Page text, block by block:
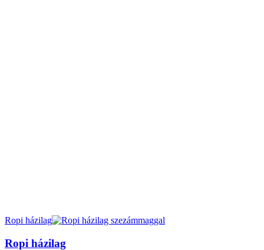
Ropi házilag
Ropi házilag